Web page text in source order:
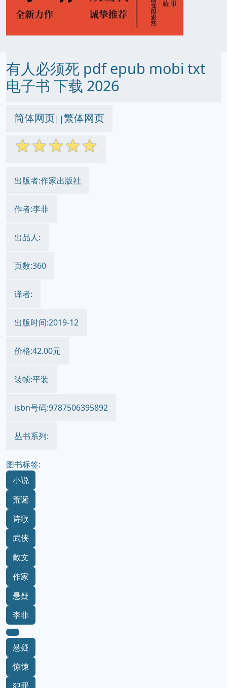
有人必须死 pdf epub mobi txt
电子书 下载 2026
简体网页||繁体网页
☆☆☆☆☆
出版者:作家出版社
作者:李非
出品人:
页数:360
译者:
出版时间:2019-12
价格:42.00元
装帧:平装
isbn号码:9787506395892
丛书系列:
图书标签:
小说
荒诞
诗歌
武侠
散文
作家
悬疑
李非
悬疑
惊悚
犯罪